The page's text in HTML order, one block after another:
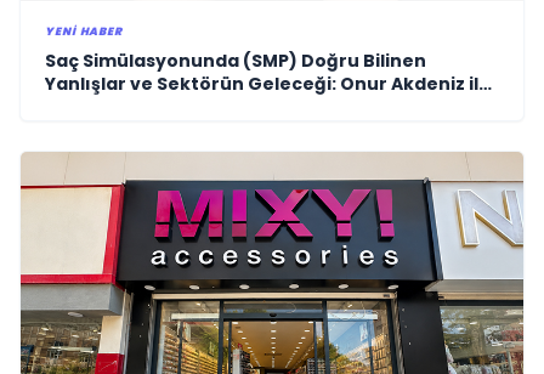
YENI HABER
Saç Simülasyonunda (SMP) Doğru Bilinen
Yanlışlar ve Sektörün Geleceği: Onur Akdeniz ile